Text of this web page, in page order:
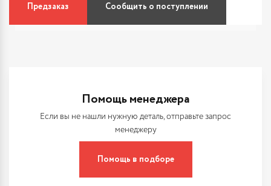
Предзаказ Сообщить о поступлении
Помощь менеджера
Если вы не нашли нужную деталь, отправьте запрос
менеджеру
Помощь в подборе